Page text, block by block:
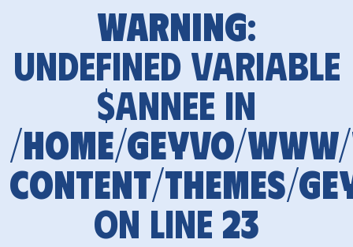
Warning:
Undefined variable
$annee in
/home/geyvo/
content/themes/
on line 23